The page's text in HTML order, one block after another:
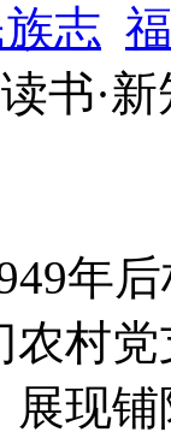
族志
书·
年
农村
展现